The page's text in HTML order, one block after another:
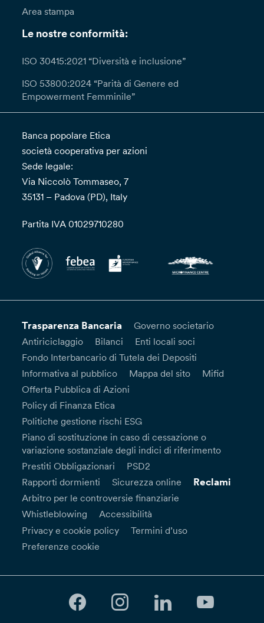
Area stampa
Le nostre conformità:
ISO 30415:2021 “Diversità e inclusione”
ISO 53800:2024 “Parità di Genere ed
Empowerment Femminile”
Banca popolare Etica
società cooperativa per azioni
Sede legale:
Via Niccolò Tommaseo, 7
35131 – Padova (PD), Italy
Partita IVA 01029710280
Trasparenza Bancaria
Governo societario
Antiriciclaggio
Bilanci
Enti locali soci
Fondo Interbancario di Tutela dei Depositi
Informativa al pubblico
Mappa del sito
Mifid
Offerta Pubblica di Azioni
Policy di Finanza Etica
Politiche gestione rischi ESG
Piano di sostituzione in caso di cessazione o
variazione sostanziale degli indici di riferimento
Prestiti Obbligazionari
PSD2
Rapporti dormienti
Sicurezza online Reclami
Arbitro per le controversie finanziarie
Whistleblowing
Accessibilità
Privacy e cookie policy
Termini d’uso
Preferenze cookie